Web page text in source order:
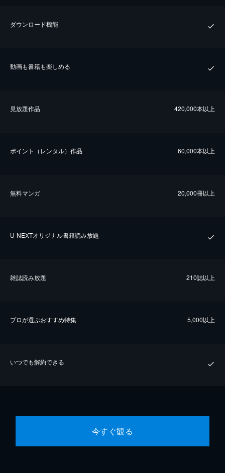
ダウンロード機能
動画も書籍も楽しめる
⾒放題作品 420,000本以上
ポイント（レンタル）作品 60,000本以上
無料マンガ 20,000冊以上
U-NEXTオリジナル書籍読み放題
雑誌読み放題 210誌以上
プロが選ぶおすすめ特集 5,000以上
いつでも解約できる
今すぐ観る